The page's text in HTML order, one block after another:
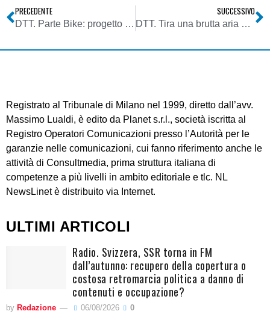
PRECEDENTE
DTT. Parte Bike: progetto crossmediale sulla smart mobility. Alla direzione Valerio Gallorini
SUCCESSIVO
DTT. Tira una brutta aria a riguardo delle misure di indennizzo sui canali da liberare obbligatoriamente o spegnibili volontariamente anzitempo
Registrato al Tribunale di Milano nel 1999, diretto dall’avv.
Massimo Lualdi, è edito da Planet s.r.l., società iscritta al
Registro Operatori Comunicazioni presso l’Autorità per le
garanzie nelle comunicazioni, cui fanno riferimento anche le
attività di Consultmedia, prima struttura italiana di
competenze a più livelli in ambito editoriale e tlc. NL
NewsLinet è distribuito via Internet.
ULTIMI ARTICOLI
Radio. Svizzera, SSR torna in FM
dall’autunno: recupero della copertura o
costosa retromarcia politica a danno di
contenuti e occupazione?
by Redazione 06/08/2026 0